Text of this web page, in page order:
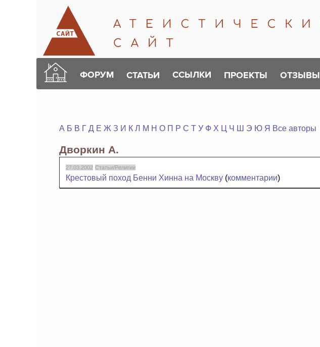
ФОРУМ СТАТЬИ ССЫЛКИ ПРОЕКТЫ ОТЗЫВЫ
А Б В Г Д Е Ж З И К Л М Н О П Р С Т У Ф Х Ц Ч Ш Э Ю Я Все авторы
Дворкин А.
27.03.2002 Статьи/Религии
Крестовый поход Бенни Хинна на Москву (комментарии)